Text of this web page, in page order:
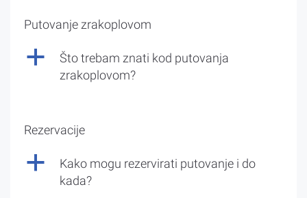
Putovanje zrakoplovom
a
Što trebam znati kod putovanja
zrakoplovom?
Rezervacije
a
Kako mogu rezervirati putovanje i do
kada?